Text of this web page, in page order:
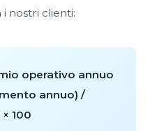
nostri clienti:
operativo annuo
annuo) /
100